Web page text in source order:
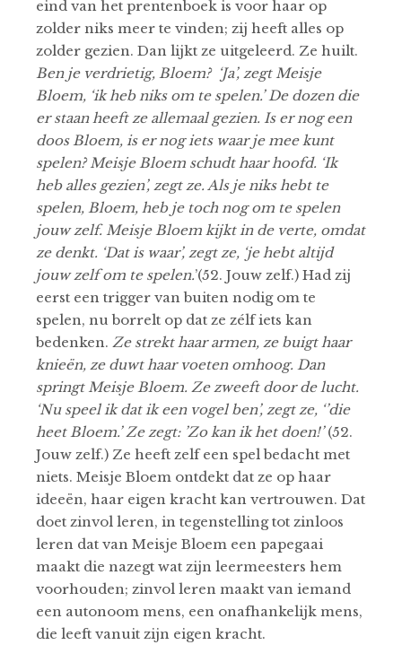
eind van het prentenboek is voor haar op
zolder niks meer te vinden; zij heeft alles op
zolder gezien. Dan lijkt ze uitgeleerd. Ze huilt.
Ben je verdrietig, Bloem? ‘Ja’, zegt Meisje
Bloem, ‘ik heb niks om te spelen.’ De dozen die
er staan heeft ze allemaal gezien. Is er nog een
doos Bloem, is er nog iets waar je mee kunt
spelen? Meisje Bloem schudt haar hoofd. ‘Ik
heb alles gezien’, zegt ze. Als je niks hebt te
spelen, Bloem, heb je toch nog om te spelen
jouw zelf. Meisje Bloem kijkt in de verte, omdat
ze denkt. ‘Dat is waar’, zegt ze, ‘je hebt altijd
jouw zelf om te spelen.’(52. Jouw zelf.) Had zij
eerst een trigger van buiten nodig om te
spelen, nu borrelt op dat ze zélf iets kan
bedenken. Ze strekt haar armen, ze buigt haar
knieën, ze duwt haar voeten omhoog. Dan
springt Meisje Bloem. Ze zweeft door de lucht.
‘Nu speel ik dat ik een vogel ben’, zegt ze, ‘’die
heet Bloem.’ Ze zegt: ’Zo kan ik het doen!’(52.
Jouw zelf.) Ze heeft zelf een spel bedacht met
niets. Meisje Bloem ontdekt dat ze op haar
ideeën, haar eigen kracht kan vertrouwen. Dat
doet zinvol leren, in tegenstelling tot zinloos
leren dat van Meisje Bloem een papegaai
maakt die nazegt wat zijn leermeesters hem
voorhouden; zinvol leren maakt van iemand
een autonoom mens, een onafhankelijk mens,
die leeft vanuit zijn eigen kracht.